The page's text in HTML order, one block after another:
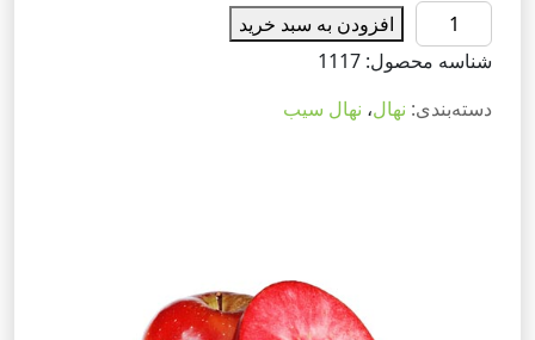
نهال
سیب
خونی
عدد
افزودن به سبد خرید
شناسه محصول: 1117
دسته‌بندی: نهال، نهال سیب